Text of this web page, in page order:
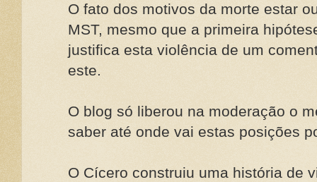
O fato dos motivos da morte estar
MST, mesmo que a primeira
justifica esta violência de um
este.
O blog só liberou na moderação o
saber até onde vai estas posições
O Cícero construiu uma história de